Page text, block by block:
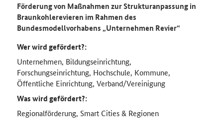
Förderung von Maßnahmen zur Strukturanpassung in
Braunkohlerevieren im Rahmen des
Bundesmodellvorhabens „Unternehmen Revier“
Wer wird gefördert?:
Unternehmen, Bildungseinrichtung,
Forschungseinrichtung, Hochschule, Kommune,
Öffentliche Einrichtung, Verband/Vereinigung
Was wird gefördert?:
Regionalförderung, Smart Cities & Regionen